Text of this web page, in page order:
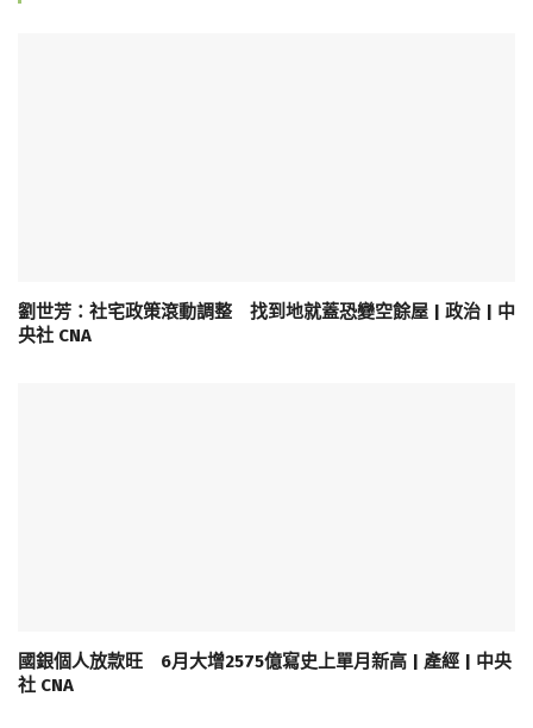
劉世芳：社宅政策滾動調整 找到地就蓋恐變空餘屋 | 政治 | 中
央社 CNA
國銀個人放款旺 6月大增2575億寫史上單月新高 | 產經 | 中央
社 CNA